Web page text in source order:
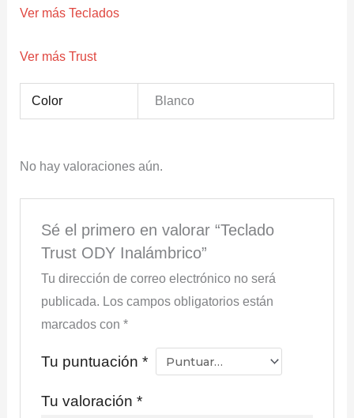
Ver más Teclados
Ver más Trust
Color Blanco
No hay valoraciones aún.
Sé el primero en valorar “Teclado
Trust ODY Inalámbrico”
Tu dirección de correo electrónico no será
publicada. Los campos obligatorios están
marcados con*
Tu puntuación*
Tu valoración*